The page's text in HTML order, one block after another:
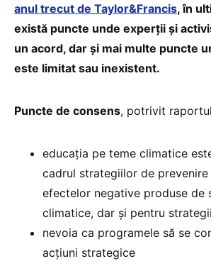
anul trecut de Taylor&Francis, în
există puncte unde experții și
un acord, dar și mai multe puncte
este limitat sau inexistent.
Puncte de consens, potrivit
educația pe teme climatice
cadrul strategiilor de prevenire
efectelor negative produse de
climatice, dar și pentru
nevoia ca programele să se
acțiuni strategice